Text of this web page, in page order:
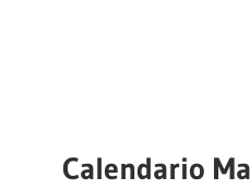
Calendario